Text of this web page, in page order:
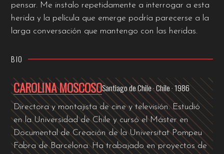
pensar. Me instalo repetidamente a interrogar a esta
herida y la película que emerge podría parecerse a la
larga conversación que mantengo con las heridas.
BIO
CAROLINA MOSCOSOSantiago de Chile · Chile · 1986
Directora y montajista de cine y televisión. Estudió
en la Universidad de Chile y cursó el Máster en
Documental de Creación de la Universitat Pompeu
Fabra de Barcelona. Ha trabajado en proyectos de